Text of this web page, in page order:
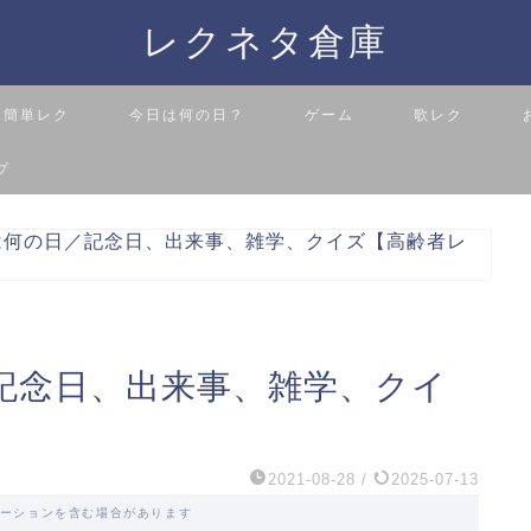
レクネタ倉庫
簡単レク 今日は何の日？ ゲーム 歌レク
の日／記念日、出来事、雑学、クイズ【高齢者レ
日、出来事、雑学、クイ
2021-08-28 / 2025-07-13
ションを含む場合があります